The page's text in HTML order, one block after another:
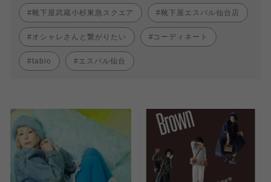
靴下屋武蔵小杉東急スクエア 靴下屋エスパル仙台店
オシャレさんと繋がりたい コーディネート
tabio エスパル仙台